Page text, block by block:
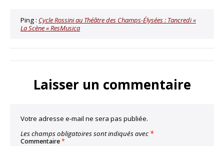
Ping : Cycle Rossini au Théâtre des Champs-Élysées : Tancredi «
La Scène « ResMusica
Laisser un commentaire
Votre adresse e-mail ne sera pas publiée.
Les champs obligatoires sont indiqués avec *
Commentaire*